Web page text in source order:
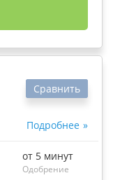
Подробнее
Сравнить
от 5 минут
Одобрение